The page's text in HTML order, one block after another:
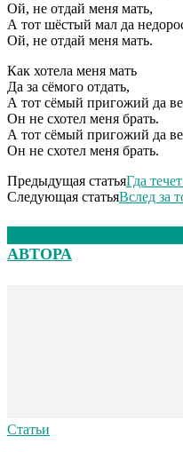
Ой, не отдай меня мать,
А тот шёстый мал да
Ой, не отдай меня мать.
Как хотела меня мать
Да за сёмого отдать,
А тот сёмый пригожий да
Он не схотел меня брать.
А тот сёмый пригожий да
Он не схотел меня брать.
Предыдущая статьяГда
Следующая статьяВслед за
АВТОРА
Статьи